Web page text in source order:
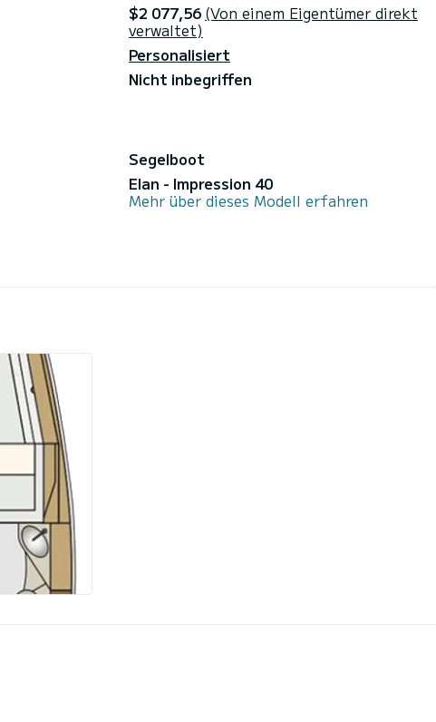
$2 077,56 (Von einem Eigentümer direkt
verwaltet)
Personalisiert
Nicht inbegriffen
Segelboot
Elan - Impression 40
Mehr über dieses Modell erfahren